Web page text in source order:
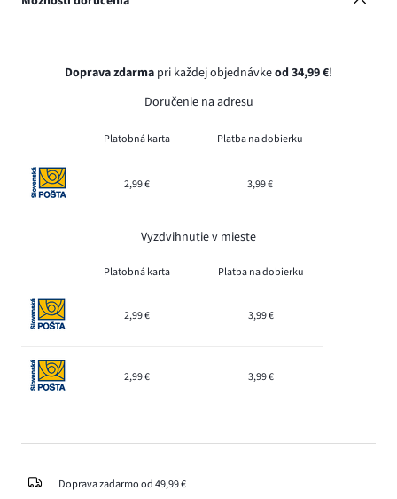
Doprava zdarma pri každej objednávkeod 34,99 €!
Doručenie na adresu
Platobná karta Platba na dobierku
2,99 € 3,99 €
Vyzdvihnutie v mieste
Platobná karta Platba na dobierku
2,99 € 3,99 €
2,99 € 3,99 €
Doprava zadarmo od 49,99 €